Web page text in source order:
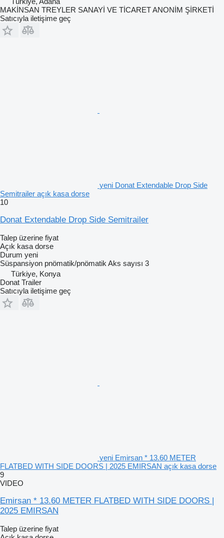
MAKİNSAN TREYLER SANAYİ VE TİCARET ANONİM ŞİRKETİ
Satıcıyla iletişime geç
yeni Donat Extendable Drop Side
Semitrailer açık kasa dorse
10
Donat Extendable Drop Side Semitrailer
Talep üzerine fiyat
Açık kasa dorse
Durum yeni
Süspansiyon pnömatik/pnömatik Aks sayısı 3
Türkiye, Konya
Donat Trailer
Satıcıyla iletişime geç
yeni Emirsan * 13.60 METER
FLATBED WITH SIDE DOORS | 2025 EMIRSAN açık kasa dorse
9
VIDEO
Emirsan * 13.60 METER FLATBED WITH SIDE DOORS |
2025 EMIRSAN
Talep üzerine fiyat